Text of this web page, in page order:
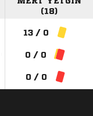
(18)
13 / 0
0 / 0
0 / 0